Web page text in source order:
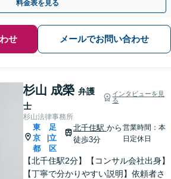
料金表を見る
せ メールでお問い合わせ
杉山 成榮 弁護
士
インタビューを見
る
杉山法律事務所
東
京
都
|
足
立
区
北千住駅 から
徒歩3分
営業時間：本
日定休日
【北千住駅2分】【コンサル会社出身】
【丁寧で分かりやすい説明】依頼者さ